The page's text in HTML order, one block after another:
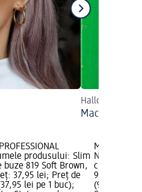
Halloween cu
Machiaj de
produsului: Slim
buze 819 Soft Brown,
37,95 lei; Preț de
lei pe 1 buc);
Marcă: Bell
Numele
creion de
9,50 lei;
(9,50 lei pe